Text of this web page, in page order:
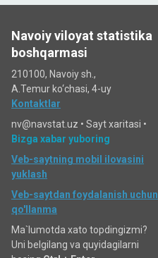
Navoiy viloyat statistika
boshqarmasi
210100, Navoiy sh.,
A.Temur ko‘chаsi, 4-uy
Kontaktlar
nv@navstat.uz • Sayt xaritasi •
Bizga xabar yuboring
Veb-saytning mobil ilovasini
yuklash
Veb-saytdan foydalanish uchun
qo'llanma
Ma`lumotda xato topdingizmi?
Uni belgilang va quyidagilarni